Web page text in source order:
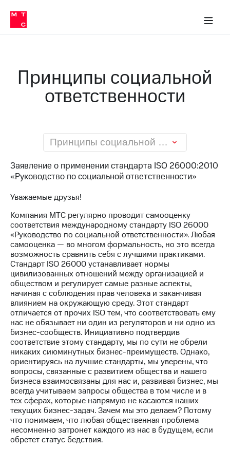
Медиа-центр
и акционерам
Устойчивое развитие
Комплаенс и деловая этика
компании
в МТС
История
региона
информация
Пресс-
релизы
МТС
о технологиях
Достижения
Интервью
Финансовая
отчетность
Контакты
Пригласить
спикера
и акционерам
Корпоративное
управление
Корпоративный
секретарь
Пресс-
релизы
Принципы социальной
ответственности
Принципы социальной ответственности
Заявление о применении стандарта ISO 26000:2010
«Руководство по социальной ответственности»
Уважаемые друзья!
Компания МТС регулярно проводит самооценку
соответствия международному стандарту ISO 26000
«Руководство по социальной ответственности». Любая
самооценка — во многом формальность, но это всегда
возможность сравнить себя с лучшими практиками.
Стандарт ISO 26000 устанавливает нормы
цивилизованных отношений между организацией и
обществом и регулирует самые разные аспекты,
начиная с соблюдения прав человека и заканчивая
влиянием на окружающую среду. Этот стандарт
отличается от прочих ISO тем, что соответствовать ему
нас не обязывает ни один из регуляторов и ни одно из
бизнес-сообществ. Инициативно подтвердив
соответствие этому стандарту, мы по сути не обрели
никаких сиюминутных бизнес-преимуществ. Однако,
ориентируясь на лучшие стандарты, мы уверены, что
вопросы, связанные с развитием общества и нашего
бизнеса взаимосвязаны для нас и, развивая бизнес, мы
всегда учитываем запросы общества в том числе и в
тех сферах, которые напрямую не касаются наших
текущих бизнес-задач. Зачем мы это делаем? Потому
что понимаем, что любая общественная проблема
несомненно затронет каждого из нас в будущем, если
обретет статус бедствия.